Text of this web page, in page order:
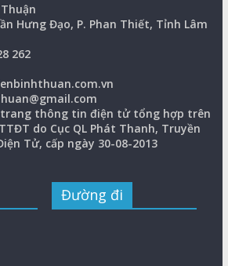
Hưng Đạo, P. Phan Thiết, Tỉnh Lâm
262
thông tin điện tử tổng hợp trên
do Cục QL Phát Thanh, Truyền
Tử, cấp ngày 30-08-2013
Đường đi